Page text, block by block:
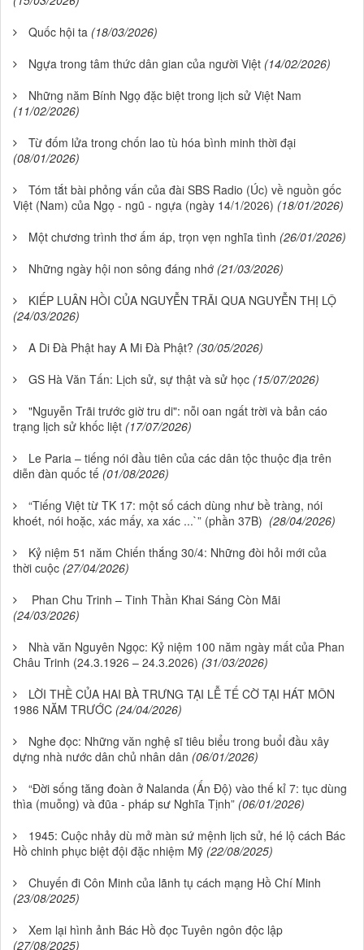
Quốc hội ta (18/03/2026)
Ngựa trong tâm thức dân gian của người Việt (14/02/2026)
Những năm Bính Ngọ đặc biệt trong lịch sử Việt Nam
(11/02/2026)
Từ đốm lửa trong chốn lao tù hóa bình minh thời đại
(08/01/2026)
Tóm tắt bài phỏng vấn của đài SBS Radio (Úc) về nguồn gốc
Việt (Nam) của Ngọ - ngũ - ngựa (ngày 14/1/2026) (18/01/2026)
Một chương trình thơ ấm áp, trọn vẹn nghĩa tình (26/01/2026)
Những ngày hội non sông đáng nhớ (21/03/2026)
KIẾP LUÂN HỒI CỦA NGUYỄN TRÃI QUA NGUYỄN THỊ LỘ
(24/03/2026)
A Di Đà Phật hay A Mi Đà Phật? (30/05/2026)
GS Hà Văn Tấn: Lịch sử, sự thật và sử học (15/07/2026)
"Nguyễn Trãi trước giờ tru di": nỗi oan ngất trời và bản cáo
trạng lịch sử khốc liệt (17/07/2026)
Le Paria – tiếng nói đầu tiên của các dân tộc thuộc địa trên
diễn đàn quốc tế (01/08/2026)
“Tiếng Việt từ TK 17: một số cách dùng như bề tràng, nói
khoét, nói hoặc, xác mấy, xa xác ...`” (phần 37B) (28/04/2026)
Kỷ niệm 51 năm Chiến thắng 30/4: Những đòi hỏi mới của
thời cuộc (27/04/2026)
Phan Chu Trinh – Tinh Thần Khai Sáng Còn Mãi
(24/03/2026)
Nhà văn Nguyên Ngọc: Kỷ niệm 100 năm ngày mất của Phan
Châu Trinh (24.3.1926 – 24.3.2026) (31/03/2026)
LỜI THỀ CỦA HAI BÀ TRƯNG TẠI LỄ TẾ CỜ TẠI HÁT MÔN
1986 NĂM TRƯỚC (24/04/2026)
Nghe đọc: Những văn nghệ sĩ tiêu biểu trong buổi đầu xây
dựng nhà nước dân chủ nhân dân (06/01/2026)
“Đời sống tăng đoàn ở Nalanda (Ấn Độ) vào thế kỉ 7: tục dùng
thìa (muỗng) và đũa - pháp sư Nghĩa Tịnh” (06/01/2026)
1945: Cuộc nhảy dù mở màn sứ mệnh lịch sử, hé lộ cách Bác
Hồ chinh phục biệt đội đặc nhiệm Mỹ (22/08/2025)
Chuyến đi Côn Minh của lãnh tụ cách mạng Hồ Chí Minh
(23/08/2025)
Xem lại hình ảnh Bác Hồ đọc Tuyên ngôn độc lập
(27/08/2025)